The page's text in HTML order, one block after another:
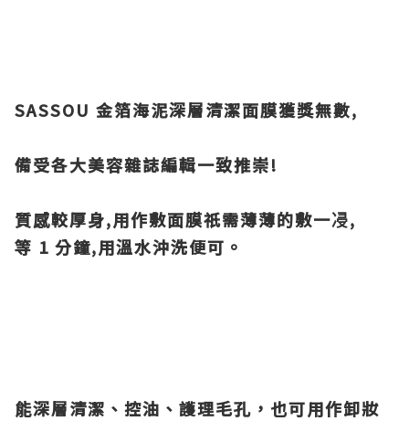
SASSOU 金箔海泥深層清潔面膜獲獎無數,
備受各大美容雜誌編輯一致推崇!
質感較厚身,用作敷面膜祇需薄薄的敷一㓎,
等 1 分鐘,用溫水沖洗便可。
能深層清潔、控油、護理毛孔，也可用作卸妝